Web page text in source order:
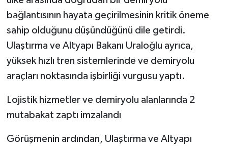
bağlantısının hayata geçirilmesinin kritik öneme
sahip olduğunu düşündüğünü dile getirdi.
Ulaştırma ve Altyapı Bakanı Uraloğlu ayrıca,
yüksek hızlı tren sistemlerinde ve demiryolu
araçları noktasında işbirliği vurgusu yaptı.
Lojistik hizmetler ve demiryolu alanlarında 2
mutabakat zaptı imzalandı
Görüşmenin ardından, Ulaştırma ve Altyapı